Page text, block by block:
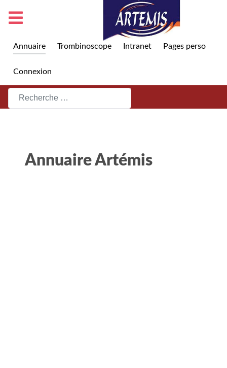
Annuaire Trombinoscope Intranet Pages perso
Connexion
Rechercher
Annuaire Artémis